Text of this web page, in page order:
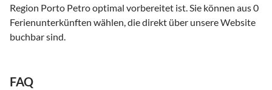
Region Porto Petro optimal vorbereitet ist. Sie können aus 0
Ferienunterkünften wählen, die direkt über unsere Website
buchbar sind.
FAQ